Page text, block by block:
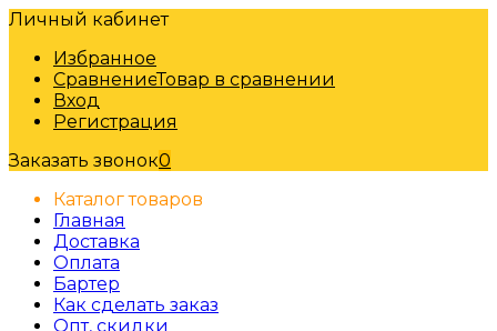
Личный кабинет
Избранное
СравнениеТовар в сравнении
Вход
Регистрация
Заказать звонок0
Каталог товаров
Главная
Доставка
Оплата
Бартер
Как сделать заказ
Опт, скидки